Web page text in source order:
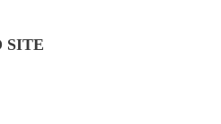
SITE